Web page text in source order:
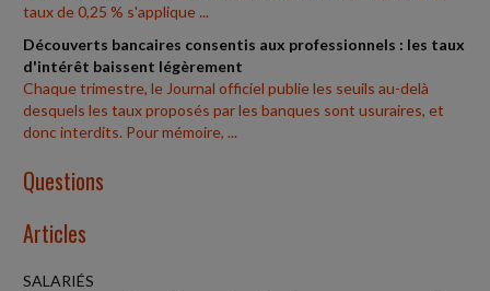
taux de 0,25 % s'applique ...
Découverts bancaires consentis aux professionnels : les taux
d'intérêt baissent légèrement
Chaque trimestre, le Journal officiel publie les seuils au-delà
desquels les taux proposés par les banques sont usuraires, et
donc interdits. Pour mémoire, ...
Questions
Articles
SALARIÉS